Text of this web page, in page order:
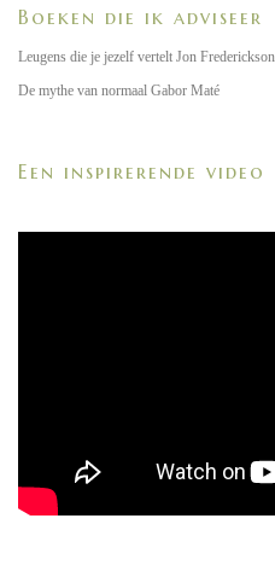
Boeken die ik adviseer
Leugens die je jezelf vertelt Jon Frederickson
De mythe van normaal Gabor Maté
Een inspirerende video